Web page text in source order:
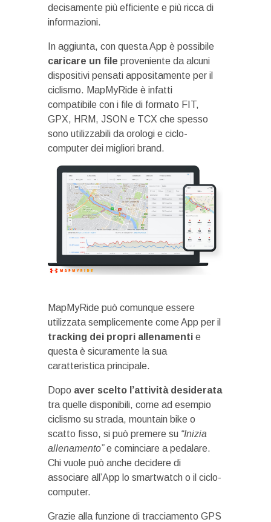
decisamente più efficiente e più ricca di
informazioni.
In aggiunta, con questa App è possibile
caricare un file proveniente da alcuni
dispositivi pensati appositamente per il
ciclismo. MapMyRide è infatti
compatibile con i file di formato FIT,
GPX, HRM, JSON e TCX che spesso
sono utilizzabili da orologi e ciclo-
computer dei migliori brand.
MapMyRide può comunque essere
utilizzata semplicemente come App per il
tracking dei propri allenamenti e
questa è sicuramente la sua
caratteristica principale.
Dopo aver scelto l’attività desiderata
tra quelle disponibili, come ad esempio
ciclismo su strada, mountain bike o
scatto fisso, si può premere su “Inizia
allenamento”e cominciare a pedalare.
Chi vuole può anche decidere di
associare all’App lo smartwatch o il ciclo-
computer.
Grazie alla funzione di tracciamento GPS